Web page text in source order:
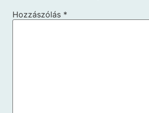
Hozzászólás *